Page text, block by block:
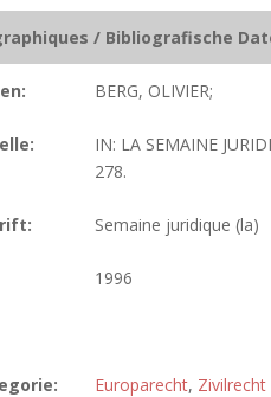
/ Bibliografische
BERG, OLIVIER;
IN: LA SEMAINE
278.
Semaine juridique (la)
1996
Europarecht, Zivilrecht